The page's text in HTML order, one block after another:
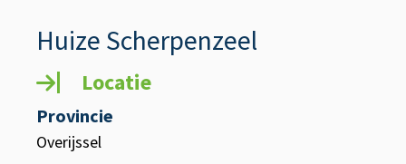
Huize Scherpenzeel
Locatie
Provincie
Overijssel